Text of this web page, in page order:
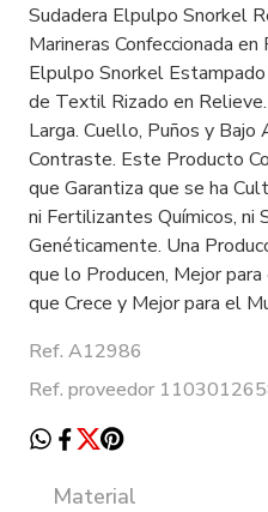
Sudadera Elpulpo Snorkel
Marineras Confeccionada
Elpulpo Snorkel
de Textil Rizado en
Larga. Cuello, Puños y Bajo
Contraste. Este Producto
que Garantiza que se ha
ni Fertilizantes Químicos, ni
Genéticamente. Una
que lo Producen, Mejor
que Crece y Mejor para el
Ref. A12986
Ref. proveedor
Material